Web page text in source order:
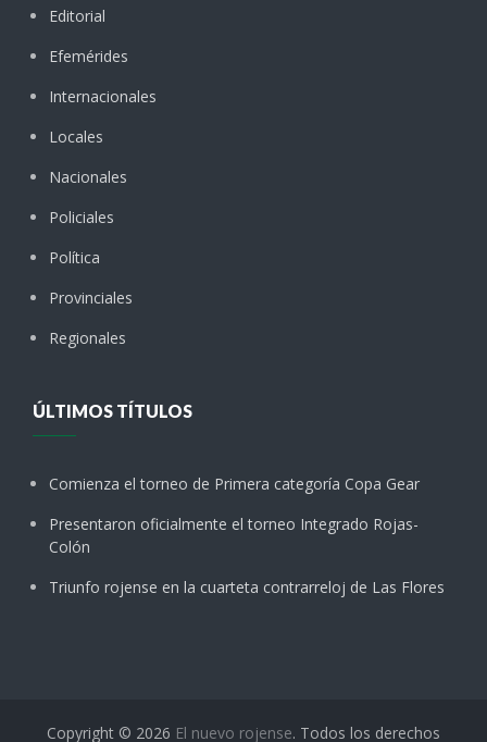
Editorial
Efemérides
Internacionales
Locales
Nacionales
Policiales
Política
Provinciales
Regionales
ÚLTIMOS TÍTULOS
Comienza el torneo de Primera categoría Copa Gear
Presentaron oficialmente el torneo Integrado Rojas-
Colón
Triunfo rojense en la cuarteta contrarreloj de Las Flores
Copyright © 2026 El nuevo rojense. Todos los derechos